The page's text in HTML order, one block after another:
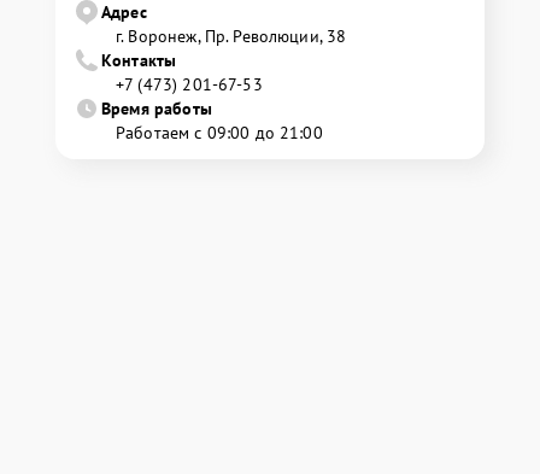
Адрес
г. Воронеж, Пр. Революции, 38
Контакты
+7 (473) 201-67-53
Время работы
Работаем с 09:00 до 21:00